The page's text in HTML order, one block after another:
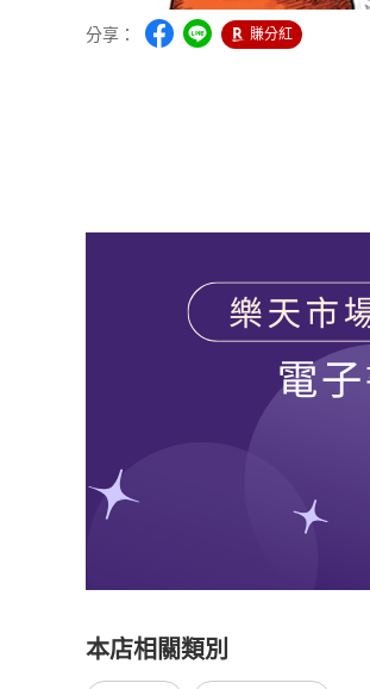
分享： 賺分紅
本店相關類別